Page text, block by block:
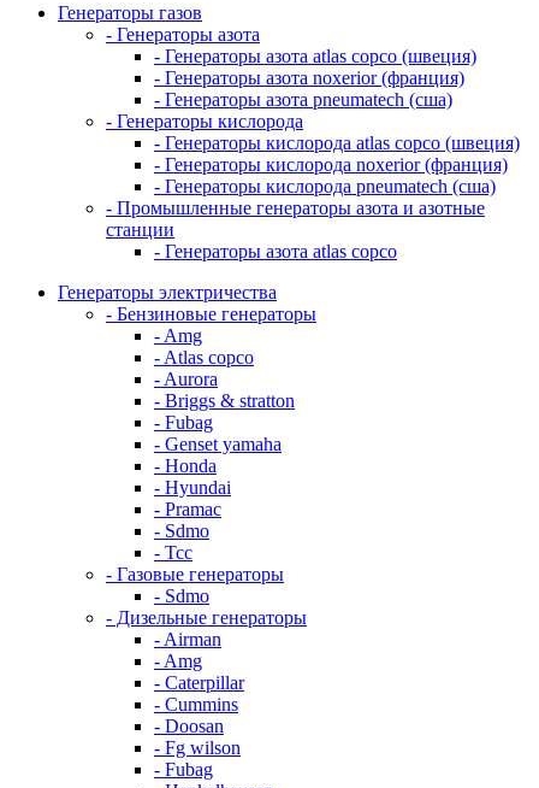
Генераторы газов
- Генераторы азота
- Генераторы азота atlas copco (швеция)
- Генераторы азота noxerior (франция)
- Генераторы азота pneumatech (сша)
- Генераторы кислорода
- Генераторы кислорода atlas copco (швеция)
- Генераторы кислорода noxerior (франция)
- Генераторы кислорода pneumatech (сша)
- Промышленные генераторы азота и азотные
станции
- Генераторы азота atlas copco
Генераторы электричества
- Бензиновые генераторы
- Amg
- Atlas copco
- Aurora
- Briggs & stratton
- Fubag
- Genset yamaha
- Honda
- Hyundai
- Pramac
- Sdmo
- Тсс
- Газовые генераторы
- Sdmo
- Дизельные генераторы
- Airman
- Amg
- Caterpillar
- Cummins
- Doosan
- Fg wilson
- Fubag